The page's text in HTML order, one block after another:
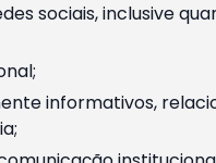
sociais, inclusive
informativos,